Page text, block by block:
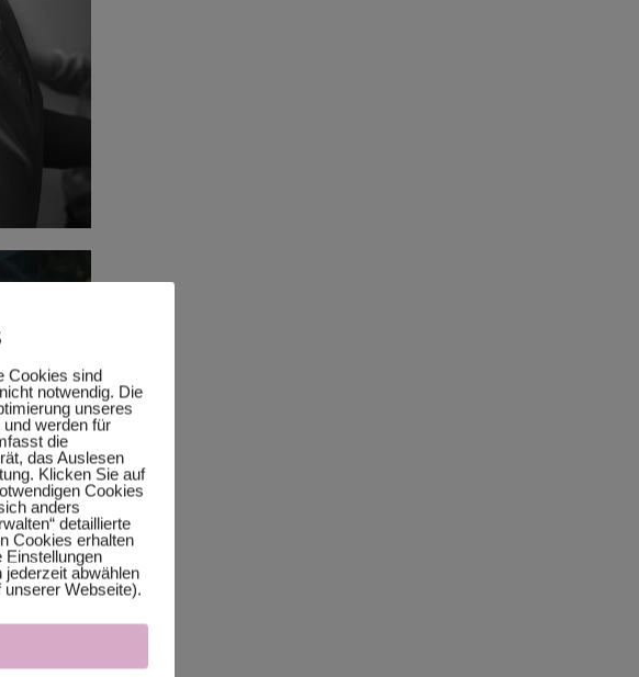
Cookies sind
notwendig. Die
unseres
werden für
die
das Auslesen
Klicken Sie auf
Cookies
anders
detaillierte
Cookies erhalten
Einstellungen
jederzeit abwählen
Webseite).